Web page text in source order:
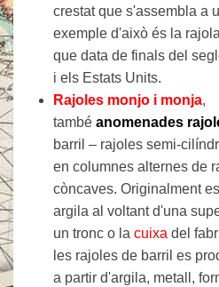
crestat que s'assembla a
exemple d'això és la
que data de finals del
i els Estats Units.
Rajoles monjo i monja,
també anomenades
barril – rajoles semi-
en columnes alternes de
còncaves. Originalment
argila al voltant d'una
un tronc o la cuixa del
les rajoles de barril es
a partir d'argila, metall,